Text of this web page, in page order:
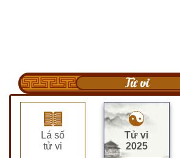
Tử vi
Lá số
tử vi
Tử vi
2025